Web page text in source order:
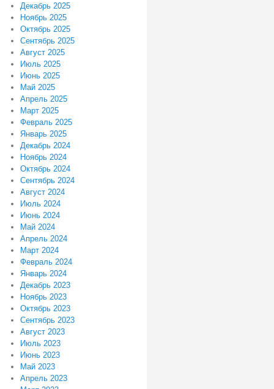
Декабрь 2025
Ноябрь 2025
Октябрь 2025
Сентябрь 2025
Август 2025
Июль 2025
Июнь 2025
Май 2025
Апрель 2025
Март 2025
Февраль 2025
Январь 2025
Декабрь 2024
Ноябрь 2024
Октябрь 2024
Сентябрь 2024
Август 2024
Июль 2024
Июнь 2024
Май 2024
Апрель 2024
Март 2024
Февраль 2024
Январь 2024
Декабрь 2023
Ноябрь 2023
Октябрь 2023
Сентябрь 2023
Август 2023
Июль 2023
Июнь 2023
Май 2023
Апрель 2023